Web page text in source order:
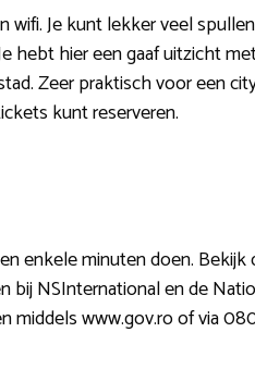
Je kunt lekker veel
hebt hier een gaaf uitzicht
Zeer praktisch voor een
kunt reserveren.
enkele minuten doen.
NSInternational en de
middels www.gov.ro of via